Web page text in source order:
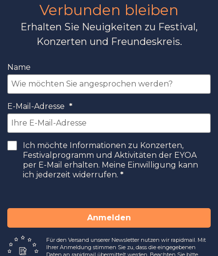
Verbunden bleiben
Erhalten Sie Neuigkeiten zu Festival,
Konzerten und Freundeskreis.
Name
E-Mail-Adresse
Ich möchte Informationen zu Konzerten,
Festivalprogramm und Aktivitäten der EYOA
per E-Mail erhalten. Meine Einwilligung kann
ich jederzeit widerrufen.
Anmelden
Für den Versand unserer Newsletter nutzen wir rapidmail. Mit
Ihrer Anmeldung stimmen Sie zu, dass die eingegebenen
Daten an rapidmail übermittelt werden. Beachten Sie bitte